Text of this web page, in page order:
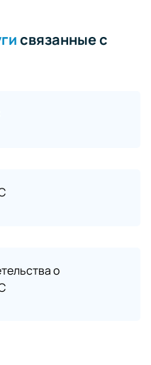
связанные с
о